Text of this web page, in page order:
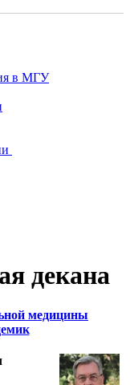
в МГУ
декана
медицины